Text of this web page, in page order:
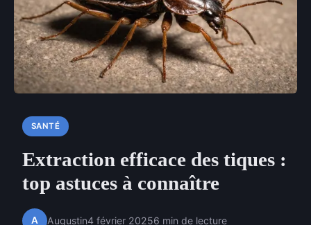
SANTÉ
Extraction efficace des tiques :
top astuces à connaître
A Augustin4 février 20256 min de lecture